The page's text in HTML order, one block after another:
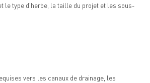
le type d’herbe, la taille du projet et les sous-
vers les canaux de drainage, les